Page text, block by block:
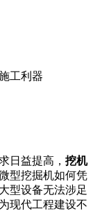
工利器
日益提高， 挖机
型挖掘机如何凭
型设备无法涉足
现代工程建设不